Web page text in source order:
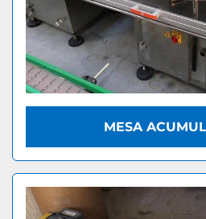
MESA